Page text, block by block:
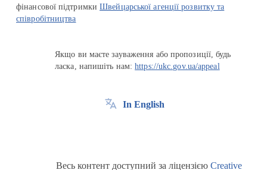
фінансової підтримкиШвейцарської агенції розвитку та
співробітництва
Якщо ви маєте зауваження або пропозиції, будь
ласка, напишіть нам:https://ukc.gov.ua/appeal
In English
Весь контент доступний за ліцензією Creative